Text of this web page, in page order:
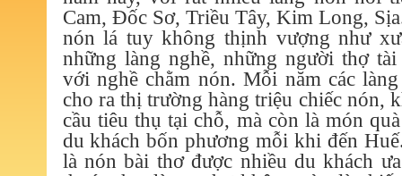
Cam, Đốc Sơ, Triều Tây, Kim Long,
nón lá tuy không thịnh vượng như
những làng nghề, những người thợ
với nghề chằm nón. Mỗi năm các
cho ra thị trường hàng triệu chiếc nón,
cầu tiêu thụ tại chỗ, mà còn là món
du khách bốn phương mỗi khi đến
là nón bài thơ được nhiều du khách